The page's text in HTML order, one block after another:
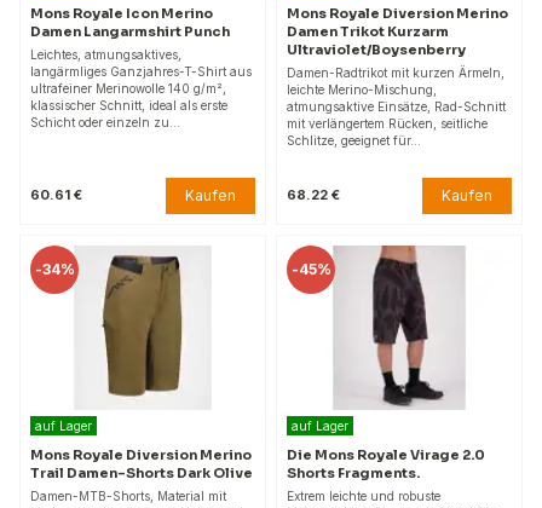
Mons Royale Icon Merino
Damen Langarmshirt Punch
Leichtes, atmungsaktives,
langärmliges Ganzjahres-T-Shirt aus
ultrafeiner Merinowolle 140 g/m²,
klassischer Schnitt, ideal als erste
Schicht oder einzeln zu…
60.61 € Kaufen
Mons Royale Diversion Merino
Damen Trikot Kurzarm
Ultraviolet/Boysenberry
Damen-Radtrikot mit kurzen Ärmeln,
leichte Merino-Mischung,
atmungsaktive Einsätze, Rad-Schnitt
mit verlängertem Rücken, seitliche
Schlitze, geeignet für…
68.22 € Kaufen
-34%
auf Lager
Mons Royale Diversion Merino
Trail Damen-Shorts Dark Olive
Damen-MTB-Shorts, Material mit
-45%
auf Lager
Die Mons Royale Virage 2.0
Shorts Fragments.
Extrem leichte und robuste